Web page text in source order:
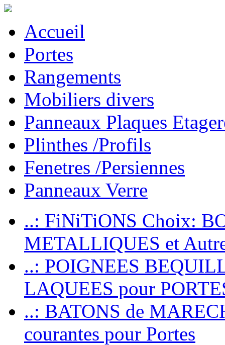
Accueil
Portes
Rangements
Mobiliers divers
Panneaux Plaques
Plinthes /Profils
Fenetres /Persiennes
Panneaux Verre
..: FiNiTiONS Choix:
METALLIQUES et
..: POIGNEES
LAQUEES pour
..: BATONS de
courantes pour Portes